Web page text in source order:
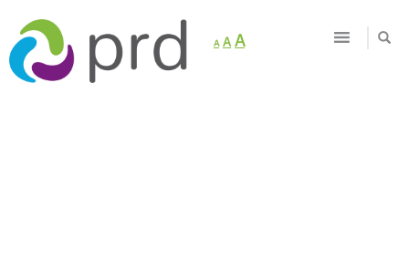
A
Decrease
font
A Reset
AIncrease